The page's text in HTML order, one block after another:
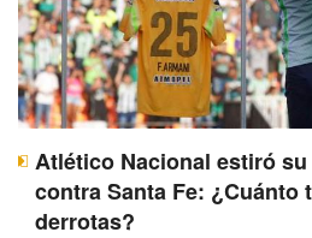
Atlético Nacional estiró
contra Santa Fe: ¿Cuánto
derrotas?